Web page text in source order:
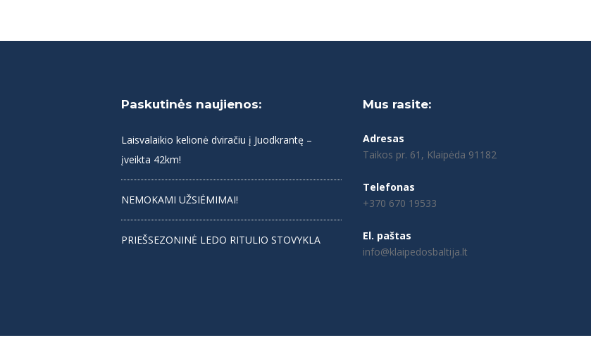
Paskutinės naujienos:
Laisvalaikio kelionė dviračiu į Juodkrantę –
įveikta 42km!
NEMOKAMI UŽSIĖMIMAI!
PRIEŠSEZONINĖ LEDO RITULIO STOVYKLA
Mus rasite:
Adresas
Taikos pr. 61, Klaipėda 91182
Telefonas
+370 670 19533
El. paštas
info@klaipedosbaltija.lt